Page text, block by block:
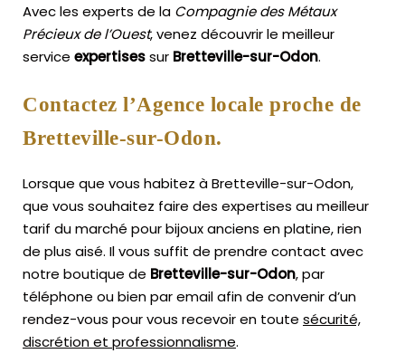
Avec les experts de la Compagnie des Métaux
Précieux de l’Ouest, venez découvrir le meilleur
service expertisessur Bretteville-sur-Odon.
Contactez l’Agence locale proche de
Bretteville-sur-Odon.
Lorsque que vous habitez à Bretteville-sur-Odon,
que vous souhaitez faire des expertises au meilleur
tarif du marché pour bijoux anciens en platine, rien
de plus aisé. Il vous suffit de prendre contact avec
notre boutique de Bretteville-sur-Odon, par
téléphone ou bien par email afin de convenir d’un
rendez-vous pour vous recevoir en toute sécurité,
discrétion et professionnalisme.